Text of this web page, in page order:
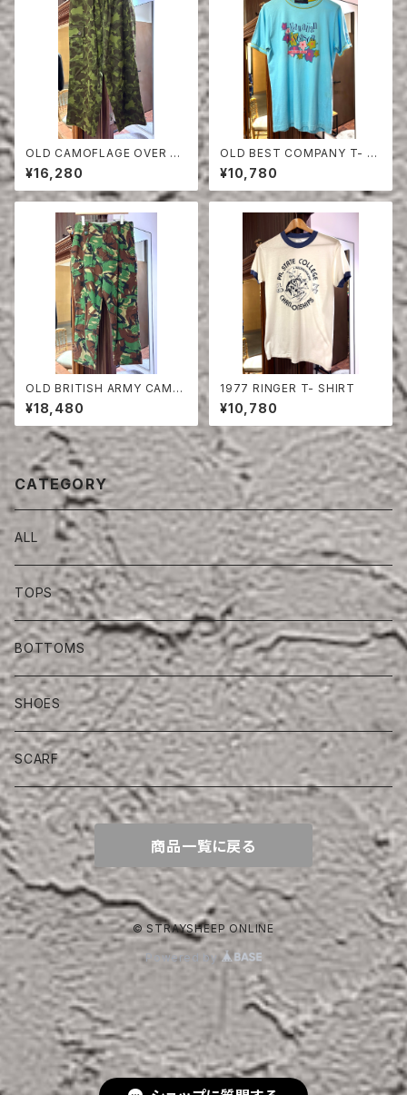
OLD CAMOFLAGE OVER PA
NTS
¥16,280
OLD BEST COMPANY T- S
HIRT
¥10,780
OLD BRITISH ARMY CAMO
UFLAGE TROUSERS
¥18,480
1977 RINGER T- SHIRT
¥10,780
CATEGORY
ALL
TOPS
BOTTOMS
SHOES
SCARF
商品一覧に戻る
© STRAYSHEEP ONLINE
Powered by